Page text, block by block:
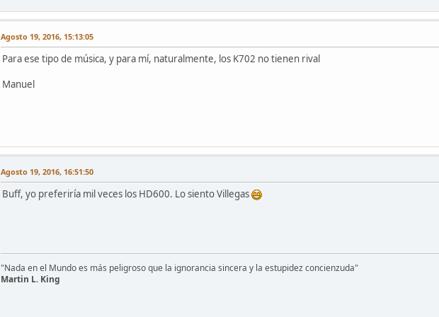
Agosto 19, 2016, 15:13:05
Para ese tipo de música, y para mí, naturalmente, los K702 no tienen rival
Manuel
Agosto 19, 2016, 16:51:50
Buff, yo preferiría mil veces los HD600. Lo siento Villegas
"Nada en el Mundo es más peligroso que la ignorancia sincera y la estupidez concienzuda"
Martin L. King